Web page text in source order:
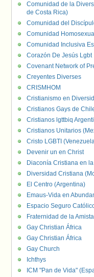
Comunidad de la
de Costa Rica)
Comunidad del
Comunidad
Comunidad Inclusiva
Corazón De Jesús Lgbt
Covenant Network of
Creyentes Diverses
CRISMHOM
Cristianismo en
Cristianos Gays de
Cristianos lgttbiq
Cristianos Unitarios
Cristo LGBTI
Devenir un en Christ
Diaconía Cristiana en
Diversidad Cristiana
El Centro (Argentina)
Emaus-Vida en
Espacio Seguro
Fraternidad de la
Gay Christian África
Gay Christian África
Gay Church
Ichthys
ICM "Pan de Vida"